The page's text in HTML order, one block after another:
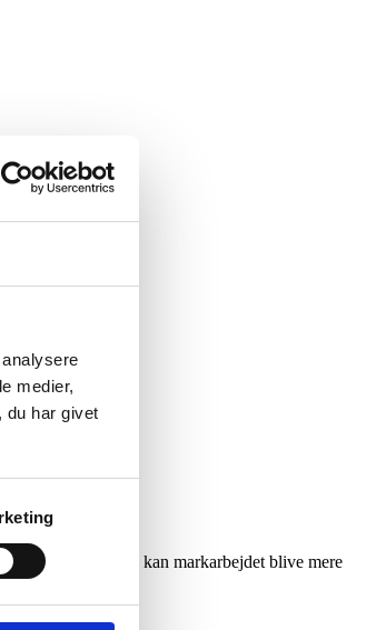
medier,
du har givet
tættere sammen, kan markarbejdet blive mere